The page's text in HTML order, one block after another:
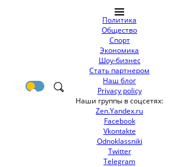
Политика
Общество
Спорт
Экономика
Шоу-бизнес
Стать партнером
Наш блог
Privacy policy
Наши группы в соцсетях:
Zen.Yandex.ru
Facebook
Vkontakte
Odnoklassniki
Twitter
Telegram